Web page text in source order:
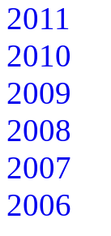
2011
2010
2009
2008
2007
2006